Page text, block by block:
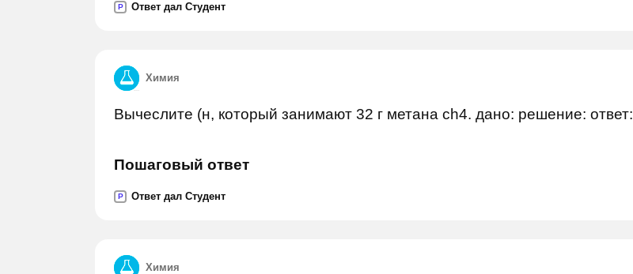
P Ответ дал Студент
Химия
Вычеслите (н, который занимают 32 г метана ch4. дано: решение: ответ:
Пошаговый ответ
P Ответ дал Студент
Химия